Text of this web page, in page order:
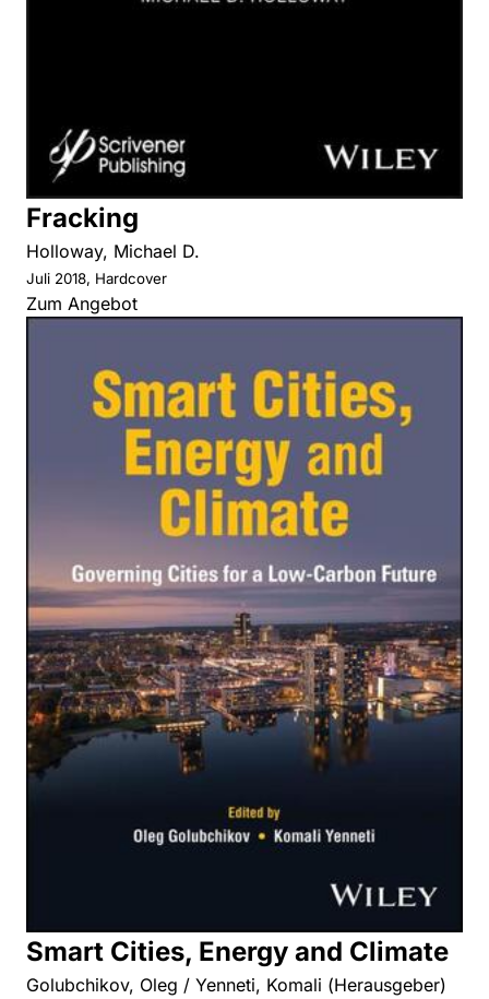
Fracking
Holloway, Michael D.
Juli 2018, Hardcover
Zum Angebot
Smart Cities, Energy and Climate
Golubchikov, Oleg / Yenneti, Komali (Herausgeber)